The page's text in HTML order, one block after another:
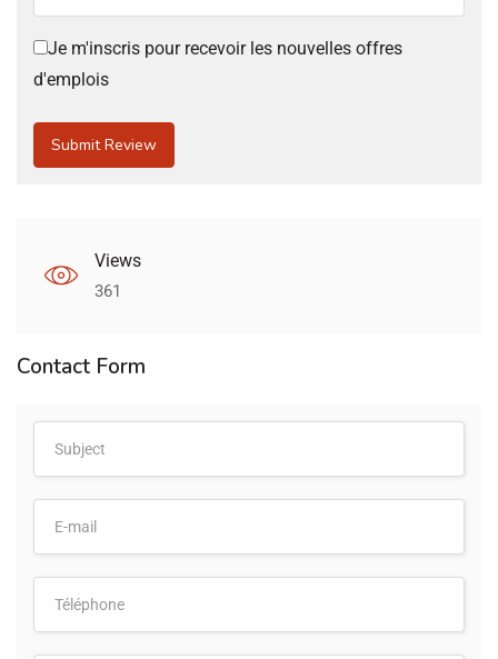
Je m'inscris pour recevoir les nouvelles offres
d'emplois
Views
361
Contact Form